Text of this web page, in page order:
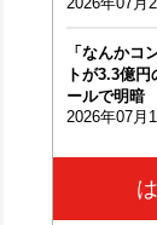
「なんかコ
トが3.3億
ールで明暗
2026年07月